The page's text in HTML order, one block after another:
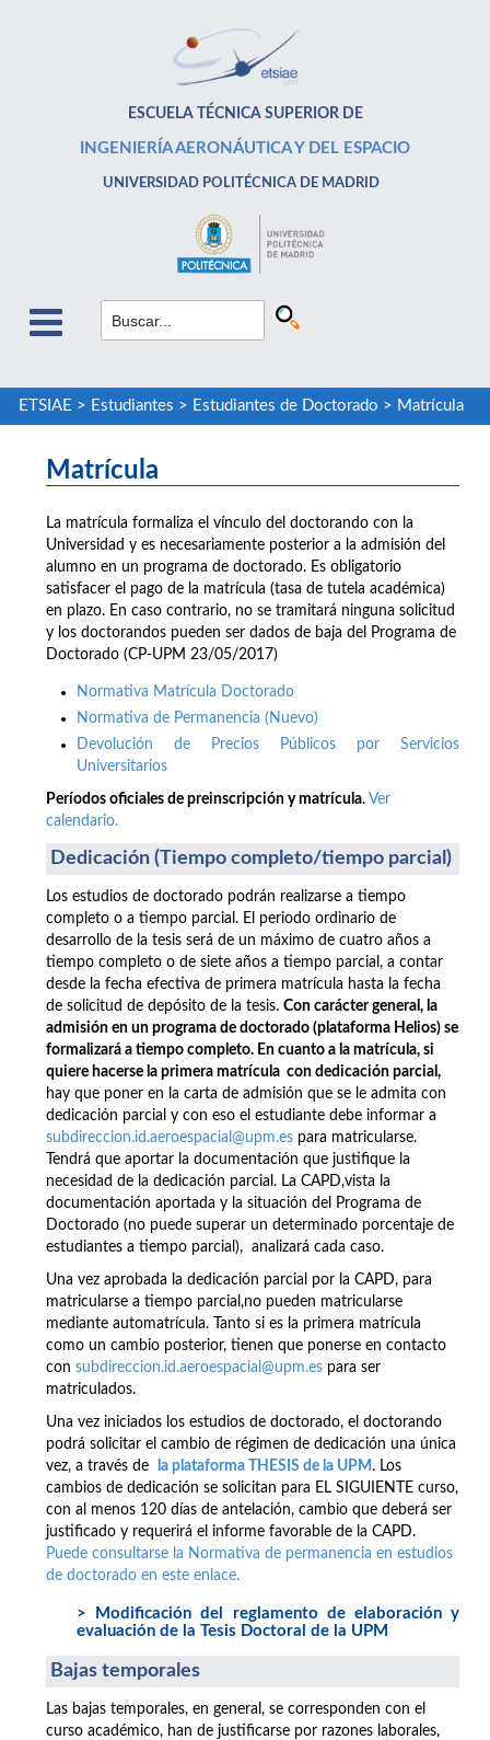
ESCUELA TÉCNICA SUPERIOR DE
INGENIERÍA AERONÁUTICA Y DEL ESPACIO
UNIVERSIDAD POLITÉCNICA DE MADRID
ETSIAE > Estudiantes > Estudiantes de Doctorado > Matrícula
Matrícula
La matrícula formaliza el vínculo del doctorando con la
Universidad y es necesariamente posterior a la admisión del
alumno en un programa de doctorado. Es obligatorio
satisfacer el pago de la matrícula (tasa de tutela académica)
en plazo. En caso contrario, no se tramitará ninguna solicitud
y los doctorandos pueden ser dados de baja del Programa de
Doctorado (CP-UPM 23/05/2017)
Normativa Matrícula Doctorado
Normativa de Permanencia (Nuevo)
Devolución de Precios Públicos por Servicios
Universitarios
Períodos oficiales de preinscripción y matrícula. Ver
calendario.
Dedicación (Tiempo completo/tiempo parcial)
Los estudios de doctorado podrán realizarse a tiempo
completo o a tiempo parcial. El periodo ordinario de
desarrollo de la tesis será de un máximo de cuatro años a
tiempo completo o de siete años a tiempo parcial, a contar
desde la fecha efectiva de primera matrícula hasta la fecha
de solicitud de depósito de la tesis. Con carácter general, la
admisión en un programa de doctorado (plataforma Helios) se
formalizará a tiempo completo. En cuanto a la matrícula, si
quiere hacerse la primera matrícula con dedicación parcial,
hay que poner en la carta de admisión que se le admita con
dedicación parcial y con eso el estudiante debe informar a
subdireccion.id.aeroespacial@upm.es para matricularse.
Tendrá que aportar la documentación que justifique la
necesidad de la dedicación parcial. La CAPD,vista la
documentación aportada y la situación del Programa de
Doctorado (no puede superar un determinado porcentaje de
estudiantes a tiempo parcial), analizará cada caso.
Una vez aprobada la dedicación parcial por la CAPD, para
matricularse a tiempo parcial,no pueden matricularse
mediante automatrícula. Tanto si es la primera matrícula
como un cambio posterior, tienen que ponerse en contacto
con subdireccion.id.aeroespacial@upm.es para ser
matriculados.
Una vez iniciados los estudios de doctorado, el doctorando
podrá solicitar el cambio de régimen de dedicación una única
vez, a través de
la plataforma THESIS de la UPM. Los
cambios de dedicación se solicitan para EL SIGUIENTE curso,
con al menos 120 días de antelación, cambio que deberá ser
justificado y requerirá el informe favorable de la CAPD.
Puede consultarse la Normativa de permanencia en estudios
de doctorado en este enlace.
> Modificación del reglamento de elaboración y
evaluación de la Tesis Doctoral de la UPM
Bajas temporales
Las bajas temporales, en general, se corresponden con el
curso académico, han de justificarse por razones laborales,